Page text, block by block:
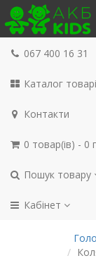
067 400 16 31
Каталог
Контакти
0 товар(ів) - 0
Пошук товару
Кабінет